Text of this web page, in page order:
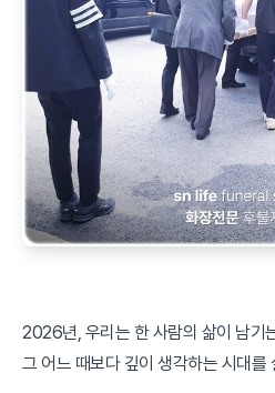
2026년, 우리는 한 사람의 삶이 남기
그 어느 때보다 깊이 생각하는 시대를